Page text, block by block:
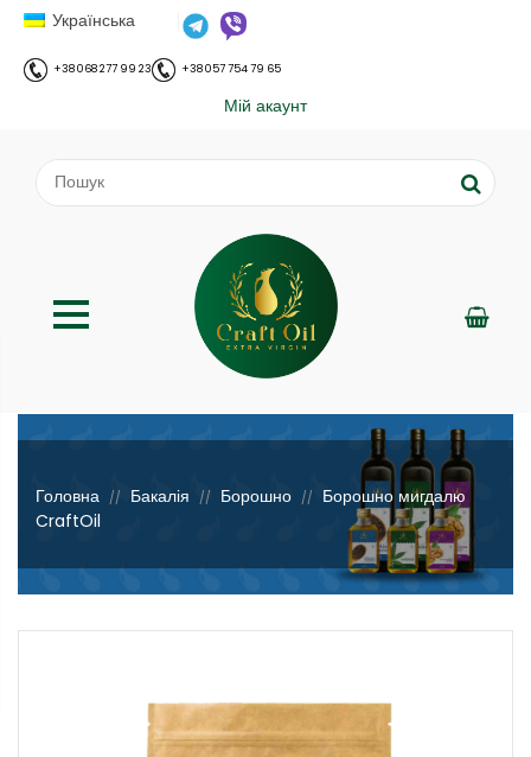
Українська
+38 068 277 99 23 +38 057 754 79 65
Мій акаунт
;
Головна // Бакалія // Борошно //
Борошно мигдалю
CraftOil